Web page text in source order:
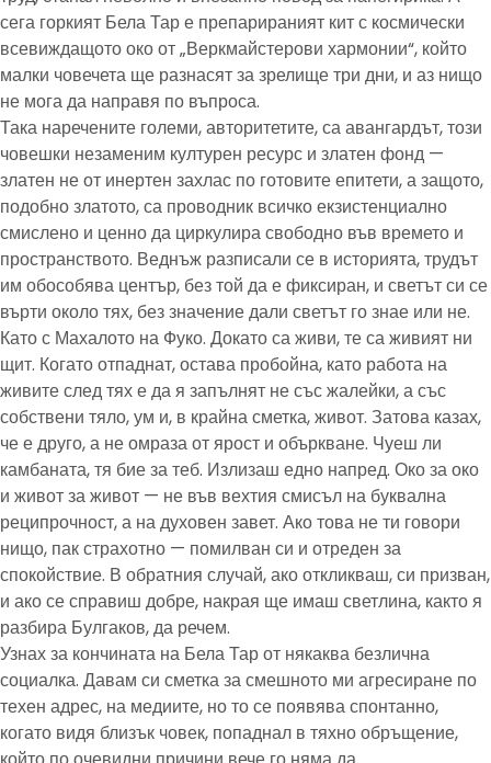
сега горкият Бела Тар е препарираният кит с космически
всевиждащото око от „Веркмайстерови хармонии“, който
малки човечета ще разнасят за зрелище три дни, и аз нищо
не мога да направя по въпроса.
Така наречените големи, авторитетите, са авангардът, този
човешки незаменим културен ресурс и златен фонд —
златен не от инертен захлас по готовите епитети, а защото,
подобно златото, са проводник всичко екзистенциално
смислено и ценно да циркулира свободно във времето и
пространството. Веднъж разписали се в историята, трудът
им обособява център, без той да е фиксиран, и светът си се
върти около тях, без значение дали светът го знае или не.
Като с Махалото на Фуко. Докато са живи, те са живият ни
щит. Когато отпаднат, остава пробойна, като работа на
живите след тях е да я запълнят не със жалейки, а със
собствени тяло, ум и, в крайна сметка, живот. Затова казах,
че е друго, а не омраза от ярост и объркване. Чуеш ли
камбаната, тя бие за теб. Излизаш едно напред. Око за око
и живот за живот — не във вехтия смисъл на буквална
реципрочност, а на духовен завет. Ако това не ти говори
нищо, пак страхотно — помилван си и отреден за
спокойствие. В обратния случай, ако откликваш, си призван,
и ако се справиш добре, накрая ще имаш светлина, както я
разбира Булгаков, да речем.
Узнах за кончината на Бела Тар от някаква безлична
социалка. Давам си сметка за смешното ми агресиране по
техен адрес, на медиите, но то се появява спонтанно,
когато видя близък човек, попаднал в тяхно обръщение,